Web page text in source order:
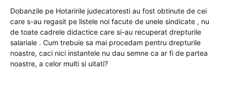
Dobanzile pe Hotaririle judecatoresti au fost obtinute de cei
care s-au regasit pe listele noi facute de unele sindicate , nu
de toate cadrele didactice care si-au recuperat drepturile
salariale . Cum trebuie sa mai procedam pentru drepturile
noastre, caci nici instantele nu dau semne ca ar fi de partea
noastre, a celor multi si uitati?